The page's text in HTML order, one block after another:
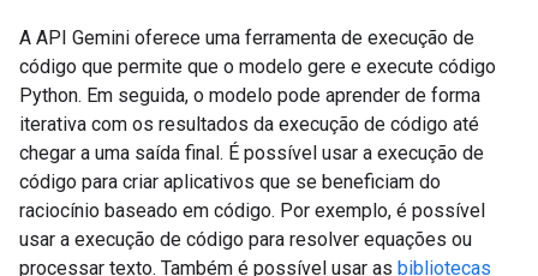
A API Gemini oferece uma ferramenta de execução de
código que permite que o modelo gere e execute código
Python. Em seguida, o modelo pode aprender de forma
iterativa com os resultados da execução de código até
chegar a uma saída final. É possível usar a execução de
código para criar aplicativos que se beneficiam do
raciocínio baseado em código. Por exemplo, é possível
usar a execução de código para resolver equações ou
processar texto. Também é possível usar as bibliotecas